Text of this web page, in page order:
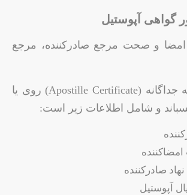
گواهی آپوستیل
و صحت مرجع صادرکننده، مرجع
یک مهر یا صفحه جداگانه (Apostille Certificate) روی یا
و شامل اطلاعات زیر است:
صادرکننده
آپوستیل